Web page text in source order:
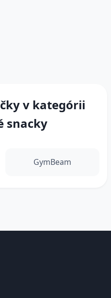
v kategórii
snacky
GymBeam